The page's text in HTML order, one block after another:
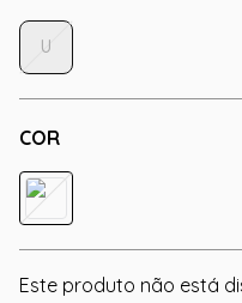
COR
U
Este produto não está